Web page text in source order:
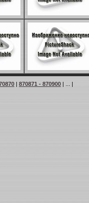
| 870871 - 870900 | ... |